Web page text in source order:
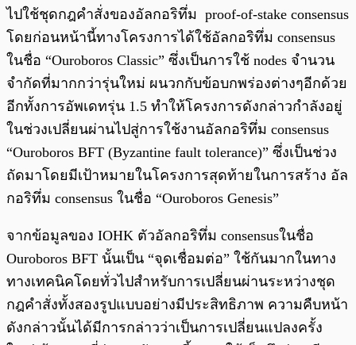
ไปใช้ชุดกฎคำสั่งของอัลกอริทึ่ม proof-of-stake consensus
โดยก่อนหน้านี้ทางโครงการได้ใช้อัลกอริทึ่ม consensus
ในชื่อ “Ouroboros Classic” ซึ่งเป็นการใช้ nodes จำนวน
จำกัดที่มากกว่ารุ่นใหม่ ผนวกกับข้อบกพร่องต่างๆอีกด้วย
อีกทั้งการอัพเดทรุ่น 1.5 ทำให้โครงการดังกล่าวกำลังอยู่
ในช่วงเปลี่ยนผ่านไปสู่การใช้งานอัลกอริทึ่ม consensus
“Ouroboros BFT (Byzantine fault tolerance)” ซึ่งเป็นช่วง
ถัดมาโดยมีเป้าหมายในโครงการสุดท้ายในการสร้าง อัล
กอริทึ่ม consensus ในชื่อ “Ouroboros Genesis”
จากข้อมูลของ IOHK ตัวอัลกอริทึ่ม consensusในชื่อ
Ouroboros BFT นั้นเป็น “จุดเชื่อมต่อ” ใช้กันมากในทาง
ทางเทคนิคโดยทั่วไปสำหรับการเปลี่ยนผ่านระหว่างชุด
กฎคำสั่งทั้งสองรูปแบบอย่างมีประสิทธิภาพ ความคืบหน้า
ดังกล่าวนั้นได้มีการกล่าวว่าเป็นการเปลี่ยนแปลงครั้ง